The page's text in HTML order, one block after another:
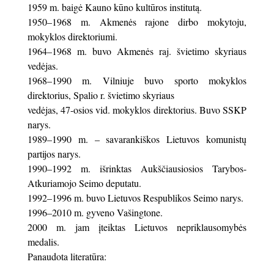
1959 m. baigė Kauno kūno kultūros institutą.
1950–1968 m. Akmenės rajone dirbo mokytoju,
mokyklos direktoriumi.
1964–1968 m. buvo Akmenės raj. švietimo skyriaus
vedėjas.
1968–1990 m. Vilniuje buvo sporto mokyklos
direktorius, Spalio r. švietimo skyriaus
vedėjas, 47-osios vid. mokyklos direktorius. Buvo SSKP
narys.
1989–1990 m. – savarankiškos Lietuvos komunistų
partijos narys.
1990–1992 m. išrinktas Aukščiausiosios Tarybos-
Atkuriamojo Seimo deputatu.
1992–1996 m. buvo Lietuvos Respublikos Seimo narys.
1996–2010 m. gyveno Vašingtone.
2000 m. jam įteiktas Lietuvos nepriklausomybės
medalis.
Panaudota literatūra: